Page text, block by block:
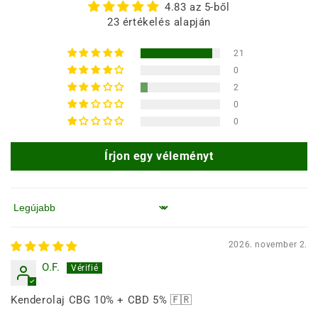
4.83 az 5-ből
23 értékelés alapján
21
0
2
0
0
Írjon egy véleményt
Rendezés
2026. november 2.
O.F.
Kenderolaj CBG 10% + CBD 5% 🇫🇷